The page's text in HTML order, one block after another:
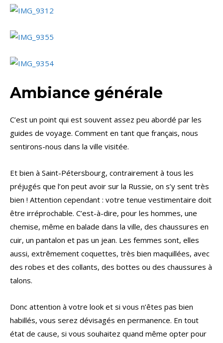
Ambiance générale
C’est un point qui est souvent assez peu abordé par les
guides de voyage. Comment en tant que français, nous
sentirons-nous dans la ville visitée.
Et bien à Saint-Pétersbourg, contrairement à tous les
préjugés que l’on peut avoir sur la Russie, on s’y sent très
bien ! Attention cependant : votre tenue vestimentaire doit
être irréprochable. C’est-à-dire, pour les hommes, une
chemise, même en balade dans la ville, des chaussures en
cuir, un pantalon et pas un jean. Les femmes sont, elles
aussi, extrêmement coquettes, très bien maquillées, avec
des robes et des collants, des bottes ou des chaussures à
talons.
Donc attention à votre look et si vous n’êtes pas bien
habillés, vous serez dévisagés en permanence. En tout
état de cause, si vous souhaitez quand même opter pour